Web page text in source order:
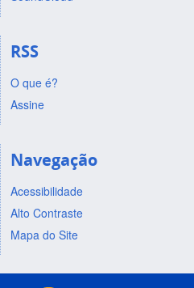
RSS
O que é?
Assine
Navegação
Acessibilidade
Alto Contraste
Mapa do Site